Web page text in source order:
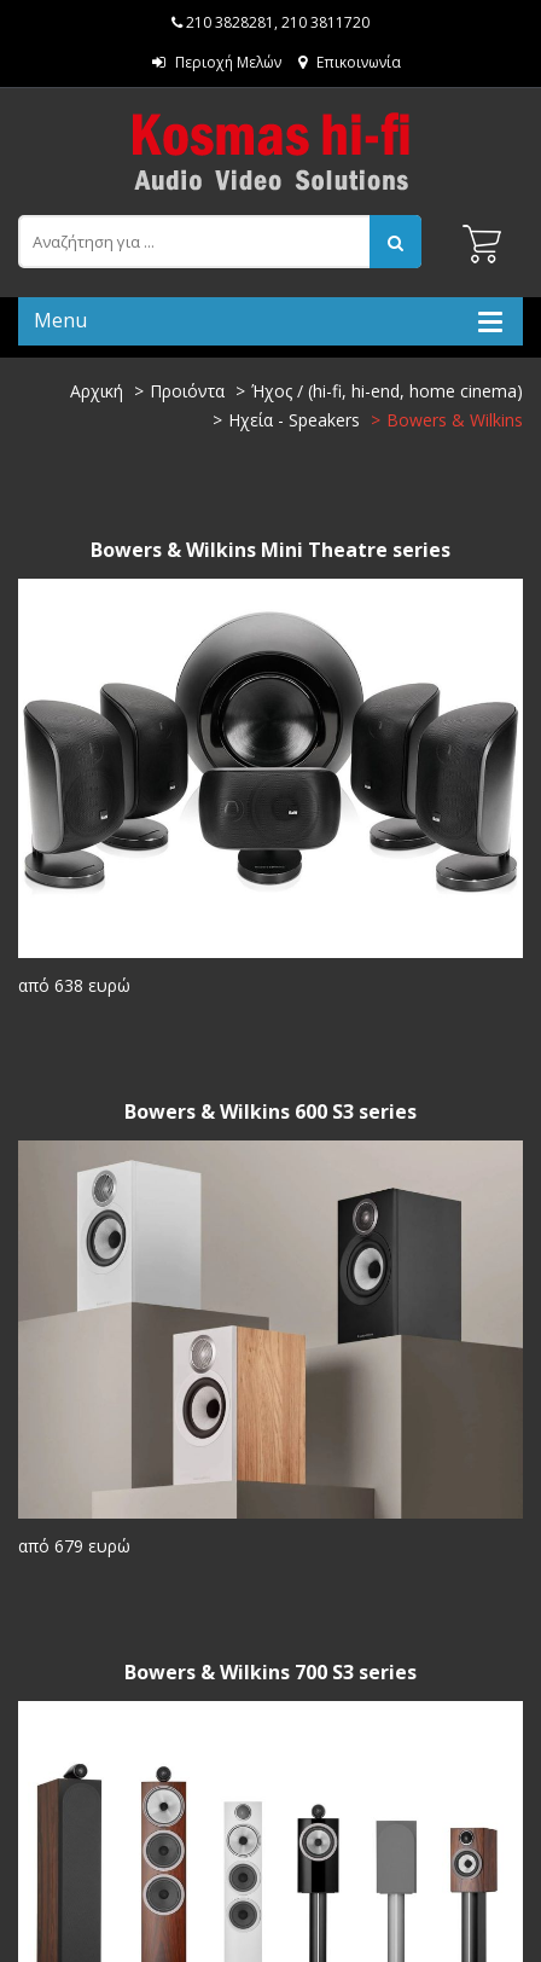
210 3828281 ,210 3811720
Περιοχή Μελών
Επικοινωνία
Menu
Αρχική Προιόντα
Ήχος / (hi-fi, hi-end, home cinema)
Ηχεία - Speakers
Bowers & Wilkins
Bowers & Wilkins Mini Theatre series
από 638 ευρώ
Bowers & Wilkins 600 S3 series
από 679 ευρώ
Bowers & Wilkins 700 S3 series